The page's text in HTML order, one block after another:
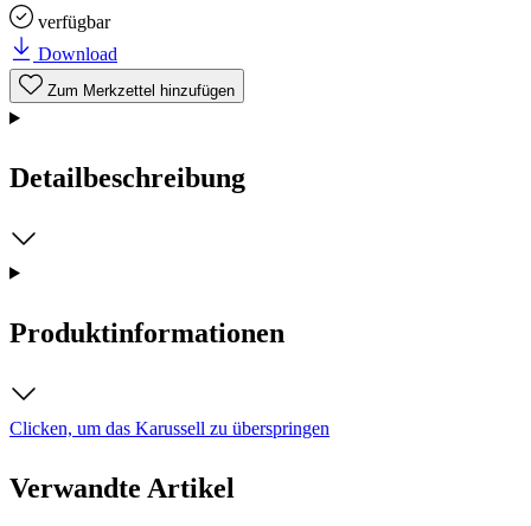
verfügbar
Download
Zum Merkzettel hinzufügen
Detailbeschreibung
Produktinformationen
Clicken, um das Karussell zu überspringen
Verwandte Artikel